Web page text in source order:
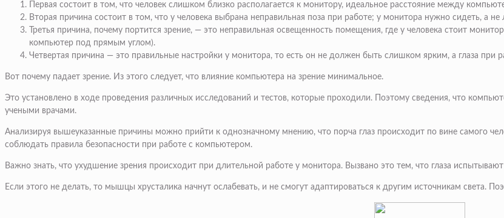
Первая состоит в том, что человек слишком близко располагается к монитору, идеальное расстояние между
Вторая причина состоит в том, что у человека выбрана неправильная поза при работе; у монитора нужно сидеть, а не
Третья причина, почему портится зрение, — это неправильная освещенность помещения, где у человека стоит
компьютер под прямым углом).
Четвертая причина — это правильные настройки у монитора, то есть он не должен быть слишком ярким, а глаза при
Вот почему падает зрение. Из этого следует, что влияние компьютера на зрение минимальное.
Это установлено в ходе проведения различных исследований и тестов, которые проходили. Поэтому сведения, что
учеными врачами.
Анализируя вышеуказанные причины можно прийти к однозначному мнению, что порча глаз происходит по вине самого
соблюдать правила безопасности при работе с компьютером.
Важно знать, что ухудшение зрения происходит при длительной работе у монитора. Вызвано это тем, что глаза
Если этого не делать, то мышцы хрусталика начнут ослабевать, и не смогут адаптироваться к другим источникам света.